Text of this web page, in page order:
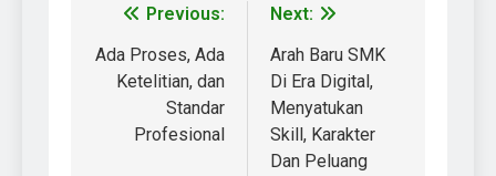
Previous:
Ada Proses, Ada
Ketelitian, dan
Standar
Profesional
Next:
Arah Baru SMK
Di Era Digital,
Menyatukan
Skill, Karakter
Dan Peluang